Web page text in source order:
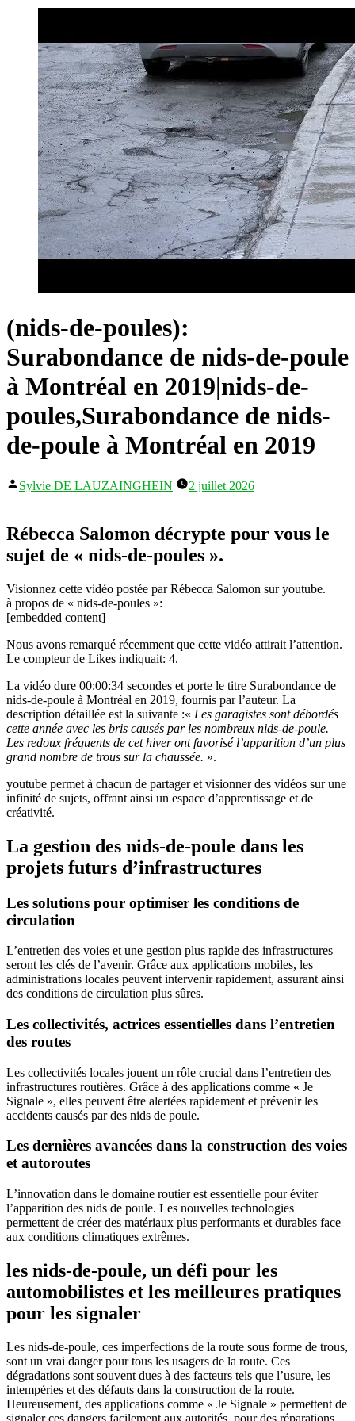
(nids-de-poules):
Surabondance de nids-de-poule
à Montréal en 2019|nids-de-
poules,Surabondance de nids-
de-poule à Montréal en 2019
Publié
Sylvie DE LAUZAINGHEIN 2 juillet 2026
Rébecca Salomon décrypte pour vous le
sujet de « nids-de-poules ».
Visionnez cette vidéo postée par Rébecca Salomon sur youtube.
à propos de « nids-de-poules »:
[embedded content]
Nous avons remarqué récemment que cette vidéo attirait l’attention.
Le compteur de Likes indiquait: 4.
La vidéo dure 00:00:34 secondes et porte le titre Surabondance de
nids-de-poule à Montréal en 2019, fournis par l’auteur. La
description détaillée est la suivante :« Les garagistes sont débordés
cette année avec les bris causés par les nombreux nids-de-poule.
Les redoux fréquents de cet hiver ont favorisé l’apparition d’un plus
grand nombre de trous sur la chaussée. ».
youtube permet à chacun de partager et visionner des vidéos sur une
infinité de sujets, offrant ainsi un espace d’apprentissage et de
créativité.
La gestion des nids-de-poule dans les
projets futurs d’infrastructures
Les solutions pour optimiser les conditions de
circulation
L’entretien des voies et une gestion plus rapide des infrastructures
seront les clés de l’avenir. Grâce aux applications mobiles, les
administrations locales peuvent intervenir rapidement, assurant ainsi
des conditions de circulation plus sûres.
Les collectivités, actrices essentielles dans l’entretien
des routes
Les collectivités locales jouent un rôle crucial dans l’entretien des
infrastructures routières. Grâce à des applications comme « Je
Signale », elles peuvent être alertées rapidement et prévenir les
accidents causés par des nids de poule.
Les dernières avancées dans la construction des voies
et autoroutes
L’innovation dans le domaine routier est essentielle pour éviter
l’apparition des nids de poule. Les nouvelles technologies
permettent de créer des matériaux plus performants et durables face
aux conditions climatiques extrêmes.
les nids-de-poule, un défi pour les
automobilistes et les meilleures pratiques
pour les signaler
Les nids-de-poule, ces imperfections de la route sous forme de trous,
sont un vrai danger pour tous les usagers de la route. Ces
dégradations sont souvent dues à des facteurs tels que l’usure, les
intempéries et des défauts dans la construction de la route.
Heureusement, des applications comme « Je Signale » permettent de
signaler ces dangers facilement aux autorités, pour des réparations